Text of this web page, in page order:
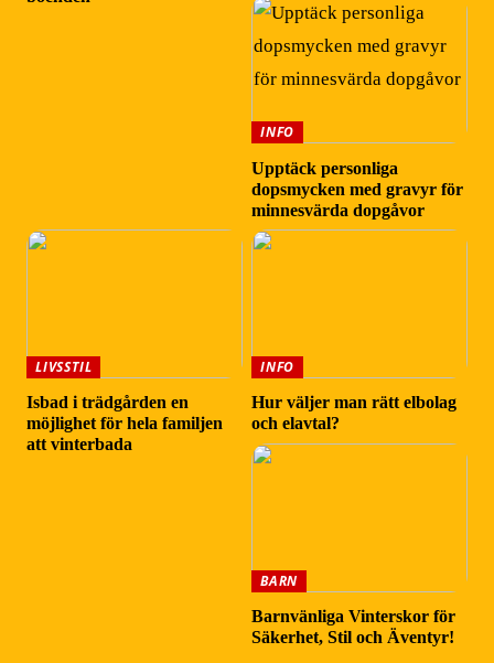
INFO
Upptäck personliga
dopsmycken med gravyr för
minnesvärda dopgåvor
LIVSSTIL
Isbad i trädgården en
möjlighet för hela familjen
att vinterbada
INFO
Hur väljer man rätt elbolag
och elavtal?
BARN
Barnvänliga Vinterskor för
Säkerhet, Stil och Äventyr!